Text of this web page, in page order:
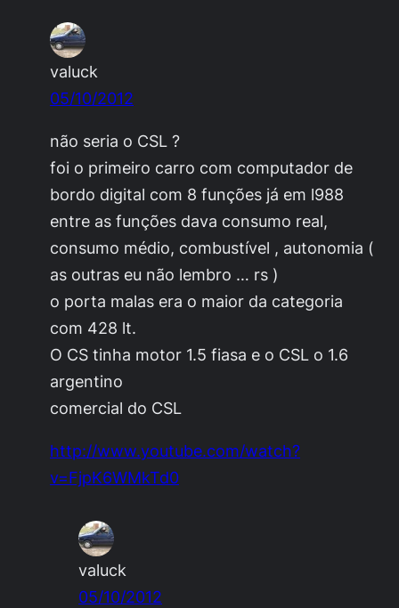
valuck
05/10/2012
não seria o CSL ?
foi o primeiro carro com computador de
bordo digital com 8 funções já em l988
entre as funções dava consumo real,
consumo médio, combustível , autonomia (
as outras eu não lembro … rs )
o porta malas era o maior da categoria
com 428 lt.
O CS tinha motor 1.5 fiasa e o CSL o 1.6
argentino
comercial do CSL
http://www.youtube.com/watch?
v=FjpK6WMkTd0
valuck
05/10/2012